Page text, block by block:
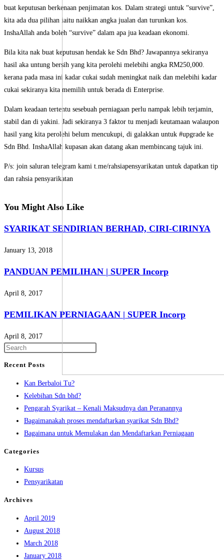
buat keputusan berkenaan penjimatan kos. Dalam strategi untuk “survive”,
kita ada dua pilihan iaitu naikkan angka jualan dan turunkan kos.
InshaAllah anda boleh “survive” dalam apa jua keadaan ekonomi.
Bila kita nak buat keputusan hendak ke Sdn Bhd? Jawapannya sekiranya
hasil aka untung bersih yang kita perolehi melebihi angka RM250,000.
kerana pada masa ini kadar cukai sudah meningkat naik dan melebihi kadar
cukai sekiranya kita memilih untuk berada di Enterprise.
Dalam keadaan tertentu sesebuah perniagaan perlu nampak lebih terjamin,
stabil dan di yakini. Jadi sekiranya 3 faktor tu menjadi keutamaan walaupon
hasil yang kita perolehi belum mencukupi, di galakkan untuk #upgrade ke
Sdn Bhd. InshaAllah kupasan akan datang akan membincang tajuk ini.
P/s: join saluran telegram kami t.me/rahsiapensyarikatan untuk dapatkan tip
dan rahsia pensyarikatan
You Might Also Like
SYARIKAT SENDIRIAN BERHAD, CIRI-CIRINYA
January 13, 2018
PANDUAN PEMILIHAN | SUPER Incorp
April 8, 2017
PEMILIKAN PERNIAGAAN | SUPER Incorp
April 8, 2017
Recent Posts
Kan Berbaloi Tu?
Kelebihan Sdn bhd?
Pengarah Syarikat – Kenali Maksudnya dan Peranannya
Bagaimanakah proses mendaftarkan syarikat Sdn Bhd?
Bagaimana untuk Memulakan dan Mendaftarkan Perniagaan
Categories
Kursus
Pensyarikatan
Archives
April 2019
August 2018
March 2018
January 2018